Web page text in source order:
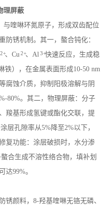
理屏蔽
与喹啉环氮原子，形成双齿配位
防锈机制。其一，螯合钝化：
2+、 Cu 2+、 Al 3+快速反应，生成稳
铁），在金属表面形成10-50 nm
腐蚀介质，抑制阳极溶解与阴
80%。其二，物理屏蔽：分子
羧基形成氢键或酯化交联，提
层孔隙率从5%降至2%以下，
复功能：涂层破损时，水分渗
合生成不溶性络合物，填补划
达99%。
锈颜料， 8-羟基喹啉无铬无磷、